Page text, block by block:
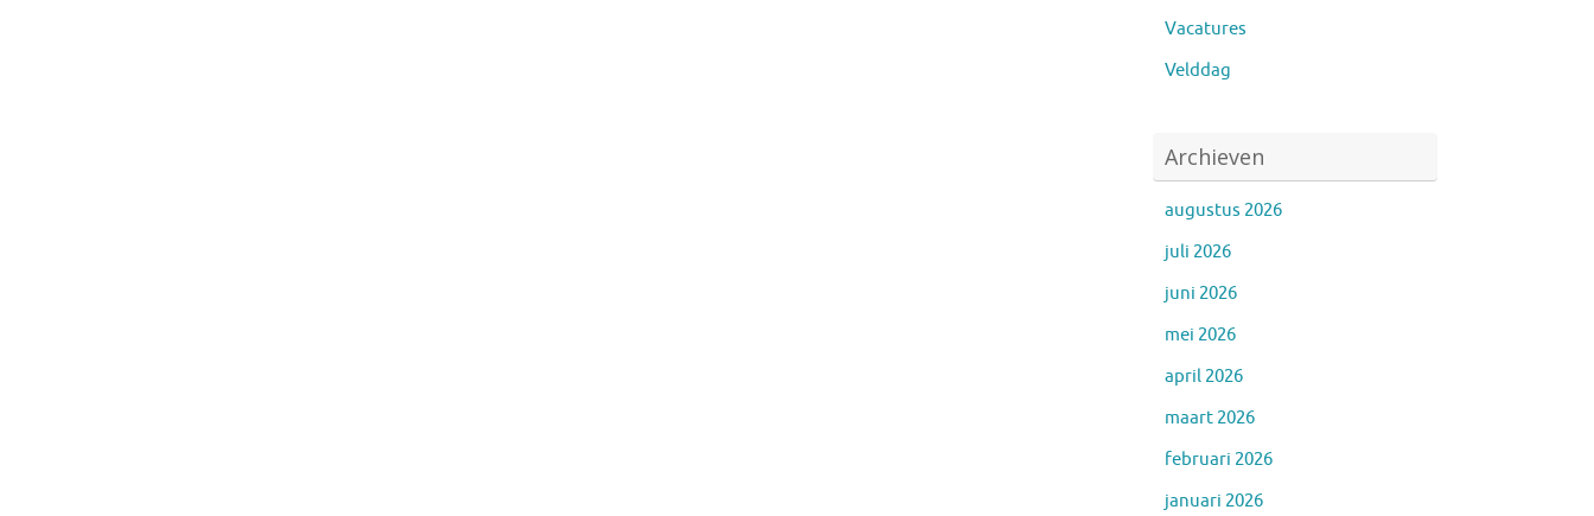
Vacatures
Velddag
Archieven
augustus 2026
juli 2026
juni 2026
mei 2026
april 2026
maart 2026
februari 2026
januari 2026